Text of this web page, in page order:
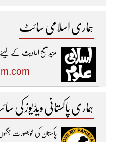
ہماری اسلامی سائٹ
مزیدصحیح احادیث کے
ہماری پاکستانی ویڈیوز کی
پاکستان کی خوبصورت